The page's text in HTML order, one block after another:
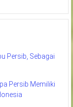
Persib, Sebagai
Persib Memiliki